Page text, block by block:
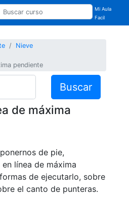
Mi Aula
Facil
Nieve
pendiente
Buscar
de máxima
de pie,
línea de máxima
de ejecutarlo, sobre
el canto de punteras.